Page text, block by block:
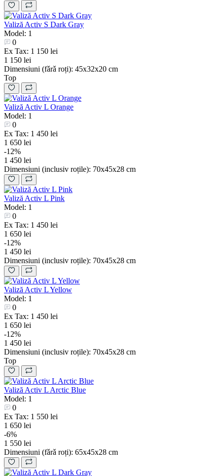
Valiză Activ S Dark Gray
Model: 1
0
Ex Tax: 1 150 lei
1 150 lei
Dimensiuni (fǎrǎ roți): 45х32х20 cm
Top
Valiză Activ L Orange
Model: 1
0
Ex Tax: 1 450 lei
1 650 lei
-12%
1 450 lei
Dimensiuni (inclusiv roțile): 70х45х28 cm
Valiză Activ L Pink
Model: 1
0
Ex Tax: 1 450 lei
1 650 lei
-12%
1 450 lei
Dimensiuni (inclusiv roțile): 70х45х28 cm
Valiză Activ L Yellow
Model: 1
0
Ex Tax: 1 450 lei
1 650 lei
-12%
1 450 lei
Dimensiuni (inclusiv roțile): 70х45х28 cm
Top
Valiză Activ L Arctic Blue
Model: 1
0
Ex Tax: 1 550 lei
1 650 lei
-6%
1 550 lei
Dimensiuni (fǎrǎ roți): 65х45х28 cm